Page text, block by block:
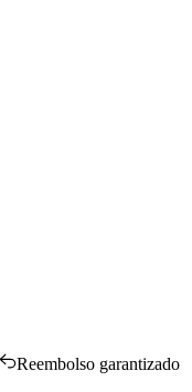
Reembolso garantizado